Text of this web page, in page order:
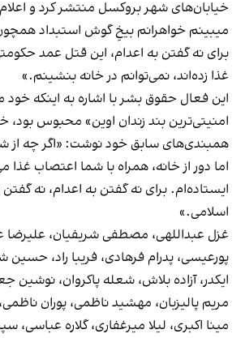
خیابان‌های شهر بروکسل منتشر کرد و
میبینم خواهرانم بیخِ گوش استبداد
برای نه گفتن به اعدام، این قتل عمد
غذا زده‌اند، نمی‌توانم در خانه بنشینم.»
این فعال حقوق بشر با اشاره به اینکه خود
امنیتی‌ترین بند زندان اوین» محبوس بود،
همبندی‌های سابق خود نوشت: «اگر چه از
اما دور از خانه، همراه با شما اعتصاب غذا
ایستاده‌ام. برای نه گفتن به اعدام، نه
اسلامی.»
غزل عبداللهی، مصطفی شریفیان، علیرضا
پورعیسی، پدرام فرهادی، فریبا راد، حسین
ایکدر، آزاده بلاش، شعله پاکروان، نوشین
مریم پالیزبان، مهشید ناظمی، پوران
مینا اکبری، لیلا میرغفاری، گلاره عباسی،